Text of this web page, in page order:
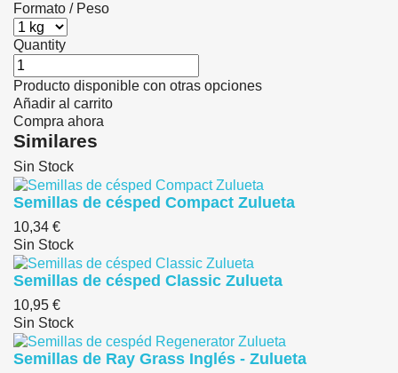
Formato / Peso
Quantity
Producto disponible con otras opciones
Añadir al carrito
Compra ahora
Similares
Sin Stock
Semillas de césped Compact Zulueta
10,34 €
Sin Stock
Semillas de césped Classic Zulueta
10,95 €
Sin Stock
Semillas de Ray Grass Inglés - Zulueta